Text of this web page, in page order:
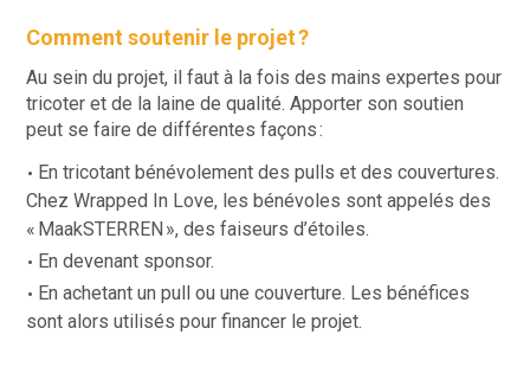
Comment soutenir le projet ?
Au sein du projet, il faut à la fois des mains expertes pour
tricoter et de la laine de qualité. Apporter son soutien
peut se faire de différentes façons :
En tricotant bénévolement des pulls et des couvertures.
Chez Wrapped In Love, les bénévoles sont appelés des
« MaakSTERREN », des faiseurs d’étoiles.
En devenant sponsor.
En achetant un pull ou une couverture. Les bénéfices
sont alors utilisés pour financer le projet.